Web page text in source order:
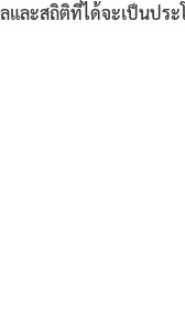
และสถิติที่ได้จะเป็นปร